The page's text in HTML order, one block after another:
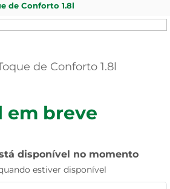
de Conforto 1.8l
de Conforto 1.8l
em breve
disponível no momento
estiver disponível